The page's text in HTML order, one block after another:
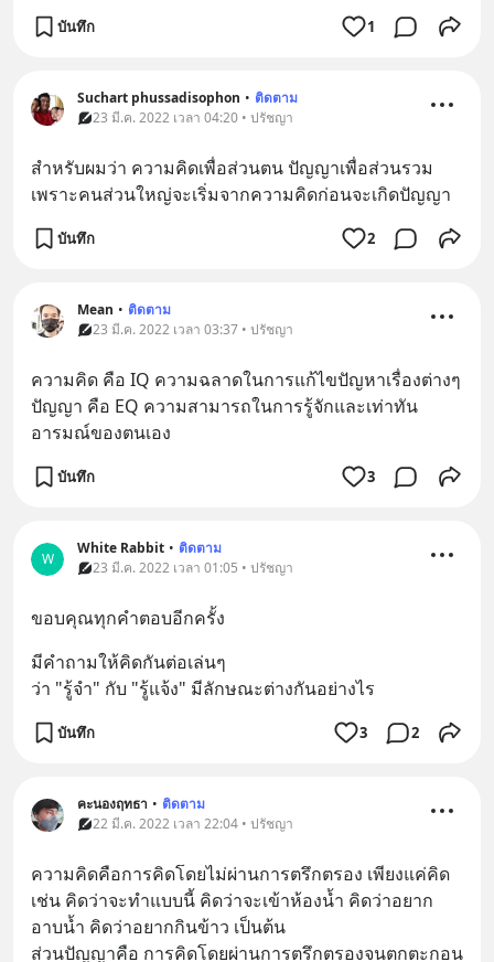
บันทึก 1
Suchart phussadisophon • ติดตาม
23 มี.ค. 2022 เวลา 04:20 • ปรัชญา
สำหรับผมว่า ความคิดเพื่อส่วนตน ปัญญาเพื่อส่วนรวม
เพราะคนส่วนใหญ่จะเริ่มจากความคิดก่อนจะเกิดปัญญา
บันทึก 2
Mean • ติดตาม
23 มี.ค. 2022 เวลา 03:37 • ปรัชญา
ความคิด คือ IQ ความฉลาดในการแก้ไขปัญหาเรื่องต่างๆ
ปัญญา คือ EQ ความสามารถในการรู้จักและเท่าทัน
อารมณ์ของตนเอง
บันทึก 3
W
White Rabbit • ติดตาม
23 มี.ค. 2022 เวลา 01:05 • ปรัชญา
ขอบคุณทุกคำตอบอีกครั้ง
มีคำถามให้คิดกันต่อเล่นๆ
ว่า "รู้จำ" กับ "รู้แจ้ง" มีลักษณะต่างกันอย่างไร
บันทึก 3 2
คะนองฤทธา • ติดตาม
22 มี.ค. 2022 เวลา 22:04 • ปรัชญา
ความคิดคือการคิดโดยไม่ผ่านการตรึกตรอง เพียงแค่คิด
เช่น คิดว่าจะทำแบบนี้ คิดว่าจะเข้าห้องน้ำ คิดว่าอยาก
อาบน้ำ คิดว่าอยากกินข้าว เป็นต้น
ส่วนปัญญาคือ การคิดโดยผ่านการตรึกตรองจนตกตะกอน